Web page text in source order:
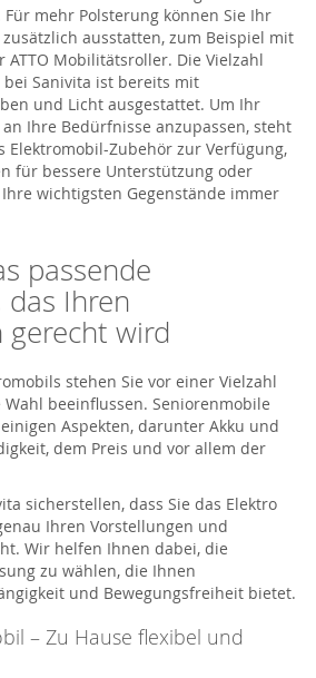
mehr Polsterung können Sie Ihr
ausstatten, zum Beispiel mit
ATTO Mobilitätsroller. Die Vielzahl
Sanivita ist bereits mit
und Licht ausgestattet. Um Ihr
Ihre Bedürfnisse anzupassen, steht
Elektromobil-Zubehör zur Verfügung,
für bessere Unterstützung oder
wichtigsten Gegenstände immer
passende
das Ihren
gerecht wird
stehen Sie vor einer Vielzahl
beeinflussen. Seniorenmobile
Aspekten, darunter Akku und
dem Preis und vor allem der
sicherstellen, dass Sie das Elektro
Ihren Vorstellungen und
Wir helfen Ihnen dabei, die
zu wählen, die Ihnen
und Bewegungsfreiheit bietet.
– Zu Hause flexibel und